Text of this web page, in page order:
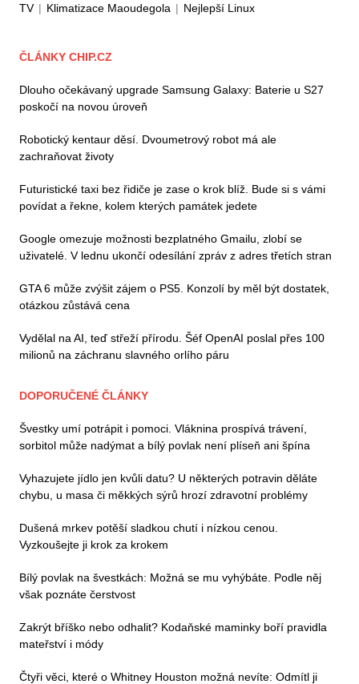
TV | Klimatizace Maoudegola | Nejlepší Linux
ČLÁNKY CHIP.CZ
Dlouho očekávaný upgrade Samsung Galaxy: Baterie u S27
poskočí na novou úroveň
Robotický kentaur děsí. Dvoumetrový robot má ale
zachraňovat životy
Futuristické taxi bez řidiče je zase o krok blíž. Bude si s vámi
povídat a řekne, kolem kterých památek jedete
Google omezuje možnosti bezplatného Gmailu, zlobí se
uživatelé. V lednu ukončí odesílání zpráv z adres třetích stran
GTA 6 může zvýšit zájem o PS5. Konzolí by měl být dostatek,
otázkou zůstává cena
Vydělal na AI, teď střeží přírodu. Šéf OpenAI poslal přes 100
milionů na záchranu slavného orlího páru
DOPORUČENÉ ČLÁNKY
Švestky umí potrápit i pomoci. Vláknina prospívá trávení,
sorbitol může nadýmat a bílý povlak není plíseň ani špína
Vyhazujete jídlo jen kvůli datu? U některých potravin děláte
chybu, u masa či měkkých sýrů hrozí zdravotní problémy
Dušená mrkev potěší sladkou chutí i nízkou cenou.
Vyzkoušejte ji krok za krokem
Bílý povlak na švestkách: Možná se mu vyhýbáte. Podle něj
však poznáte čerstvost
Zakrýt bříško nebo odhalit? Kodaňské maminky boří pravidla
mateřství i módy
Čtyři věci, které o Whitney Houston možná nevíte: Odmítl ji